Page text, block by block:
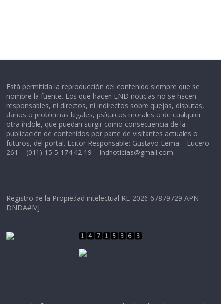
Está permitida la reproducción del contenido siempre que se
nombre la fuente. Los que hacen LND noticias no se hacen
responsables, ni directos, ni indirectos sobre quejas, disputas,
daños o problemas legales, psíquicos morales o de cualquier
otra índole, que puedan surgir como consecuencia de la
publicación de contenidos por parte de visitantes actuales o
futuros, del portal. Editor Responsable: Gustavo Lema – Lucero
261 – (011) 15 5 174 42 19 – lndnoticias@gmail.com –
Registro de la Propiedad intelectual RL-2026-67879729-APN-
DNDA#MJ